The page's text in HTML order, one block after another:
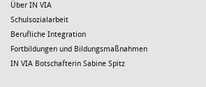
Über IN VIA
Schulsozialarbeit
Berufliche Integration
Fortbildungen und Bildungsmaßnahmen
IN VIA Botschafterin Sabine Spitz